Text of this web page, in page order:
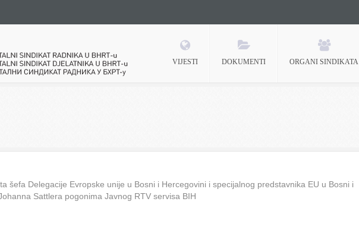
radnika u BHRT-u
VIJESTI DOKUMENTI ORGANI SINDIKATA
šefa Delegacije Evropske unije u Bosni i Hercegovini i specijalnog predstavnika EU u Bosni i
Sattlera pogonima Javnog RTV servisa BIH